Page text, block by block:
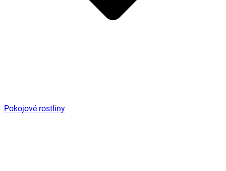
Pokojové rostliny